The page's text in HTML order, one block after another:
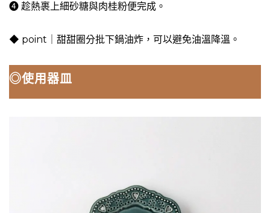
➍ 趁熱裹上細砂糖與肉桂粉便完成。
◆ point｜甜甜圈分批下鍋油炸，可以避免油溫降溫。
◎使用器皿